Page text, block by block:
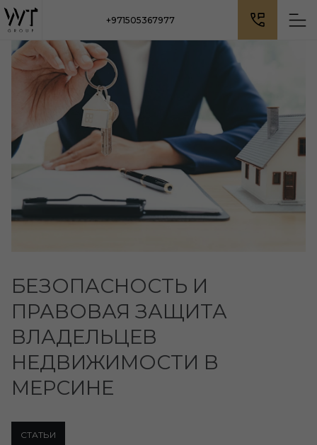
+971505367977
БЕЗОПАСНОСТЬ И
ПРАВОВАЯ ЗАЩИТА
ВЛАДЕЛЬЦЕВ
НЕДВИЖИМОСТИ В
МЕРСИНЕ
СТАТЬИ